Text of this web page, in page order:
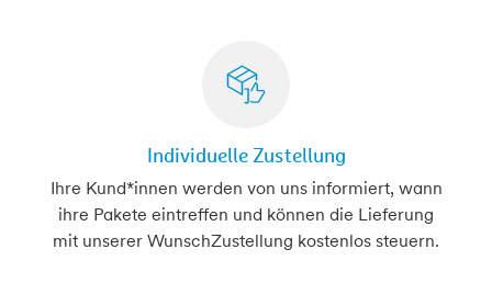
Individuelle Zustellung
Ihre Kund*innen werden von uns informiert, wann
ihre Pakete eintreffen und können die Lieferung
mit unserer WunschZustellung kostenlos steuern.